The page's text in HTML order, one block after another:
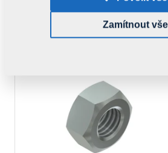
Doporučujeme k tomuto
Zamítnout vše